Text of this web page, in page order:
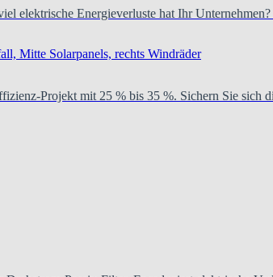
elektrische Energieverluste hat Ihr
Projekt mit 25 % bis 35 %. Sichern Sie sich